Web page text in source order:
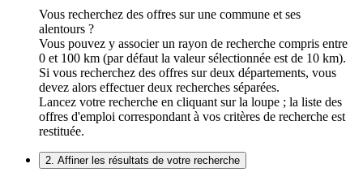
Vous recherchez des offres sur une commune et ses
alentours ?
Vous pouvez y associer un rayon de recherche compris entre
0 et 100 km (par défaut la valeur sélectionnée est de 10 km).
Si vous recherchez des offres sur deux départements, vous
devez alors effectuer deux recherches séparées.
Lancez votre recherche en cliquant sur la loupe ; la liste des
offres d'emploi correspondant à vos critères de recherche est
restituée.
2. Affiner les résultats de votre recherche